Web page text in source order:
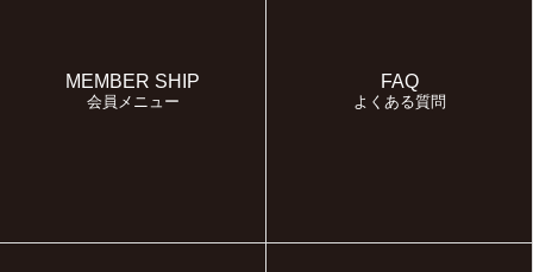
MEMBER SHIP
会員メニュー
FAQ
よくある質問